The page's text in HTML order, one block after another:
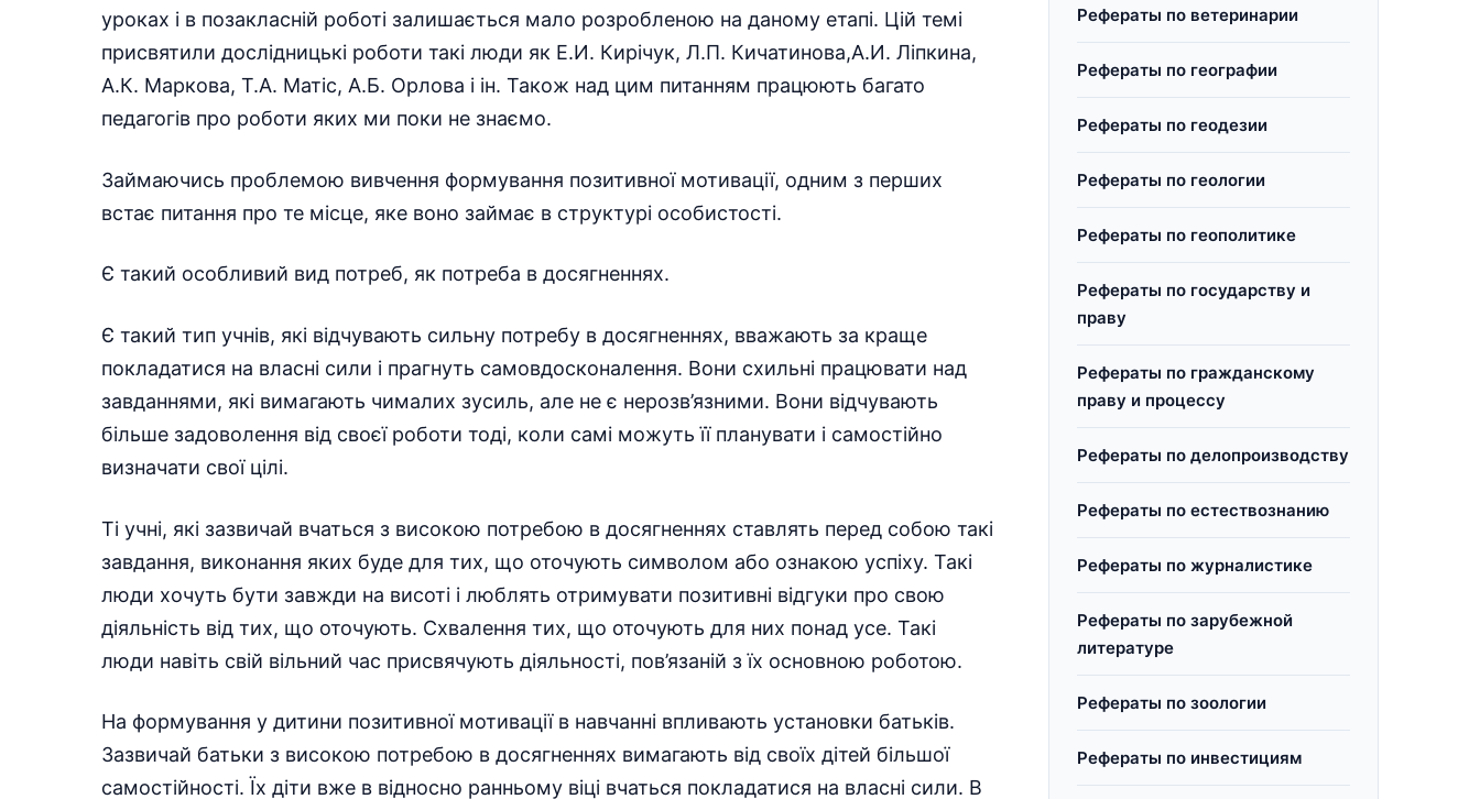
уроках і в позакласній роботі залишається мало розробленою на даному етапі. Цій темі
присвятили дослідницькі роботи такі люди як Е.И. Кирічук, Л.П. Кичатинова,А.И. Ліпкина,
А.К. Маркова, Т.А. Матіс, А.Б. Орлова і ін. Також над цим питанням працюють багато
педагогів про роботи яких ми поки не знаємо.
Займаючись проблемою вивчення формування позитивної мотивації, одним з перших
встає питання про те місце, яке воно займає в структурі особистості.
Є такий особливий вид потреб, як потреба в досягненнях.
Є такий тип учнів, які відчувають сильну потребу в досягненнях, вважають за краще
покладатися на власні сили і прагнуть самовдосконалення. Вони схильні працювати над
завданнями, які вимагають чималих зусиль, але не є нерозв’язними. Вони відчувають
більше задоволення від своєї роботи тоді, коли самі можуть її планувати і самостійно
визначати свої цілі.
Ті учні, які зазвичай вчаться з високою потребою в досягненнях ставлять перед собою такі
завдання, виконання яких буде для тих, що оточують символом або ознакою успіху. Такі
люди хочуть бути завжди на висоті і люблять отримувати позитивні відгуки про свою
діяльність від тих, що оточують. Схвалення тих, що оточують для них понад усе. Такі
люди навіть свій вільний час присвячують діяльності, пов’язаній з їх основною роботою.
На формування у дитини позитивної мотивації в навчанні впливають установки батьків.
Зазвичай батьки з високою потребою в досягненнях вимагають від своїх дітей більшої
самостійності. Їх діти вже в відносно ранньому віці вчаться покладатися на власні сили. В
Рефераты по ветеринарии
Рефераты по географии
Рефераты по геодезии
Рефераты по геологии
Рефераты по геополитике
Рефераты по государству и
праву
Рефераты по гражданскому
праву и процессу
Рефераты по делопроизводству
Рефераты по естествознанию
Рефераты по журналистике
Рефераты по зарубежной
литературе
Рефераты по зоологии
Рефераты по инвестициям